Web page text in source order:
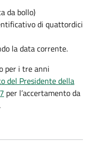
da bollo)
di quattordici
la data corrente.
per i tre anni
del Presidente della
per l’accertamento da